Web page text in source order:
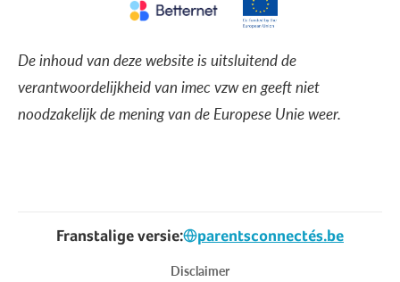
De inhoud van deze website is uitsluitend de
verantwoordelijkheid van imec vzw en geeft niet
noodzakelijk de mening van de Europese Unie weer.
Franstalige versie: parentsconnectés.be
Disclaimer